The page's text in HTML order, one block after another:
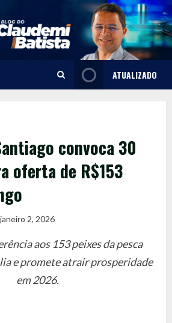
ATUALIZADO
convoca 30
oferta de R$153
janeiro 2, 2026
aos 153 peixes da pesca
e promete atrair prosperidade
em 2026.